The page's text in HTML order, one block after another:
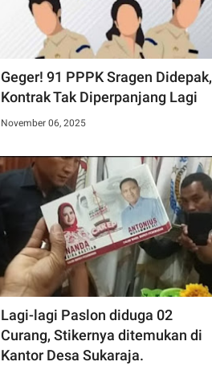
Geger! 91 PPPK Sragen Didepak,
Kontrak Tak Diperpanjang Lagi
November 06, 2025
Lagi-lagi Paslon diduga 02
Curang, Stikernya ditemukan di
Kantor Desa Sukaraja.